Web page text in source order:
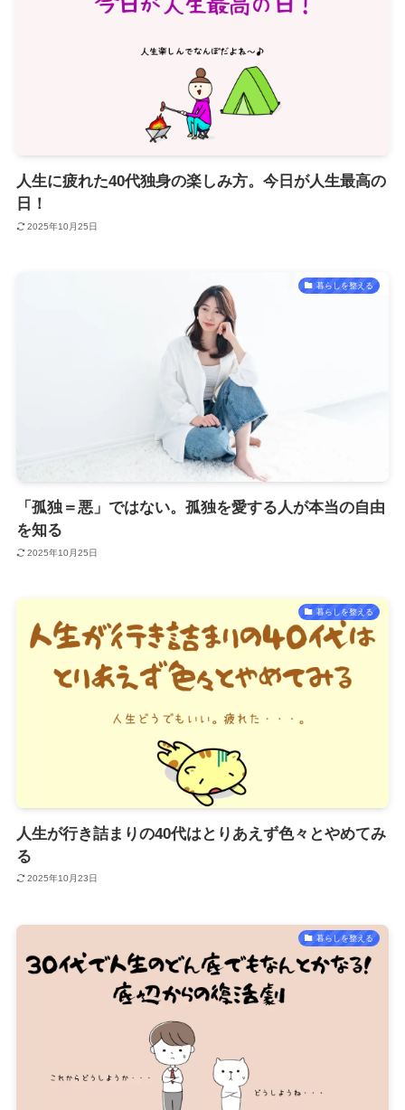
人生に疲れた40代独身の楽しみ方。今日が人生最高の
日！
2025年10月25日
暮らしを整える
「孤独＝悪」ではない。孤独を愛する人が本当の自由
を知る
2025年10月25日
暮らしを整える
人生が行き詰まりの40代はとりあえず色々とやめてみ
る
2025年10月23日
暮らしを整える